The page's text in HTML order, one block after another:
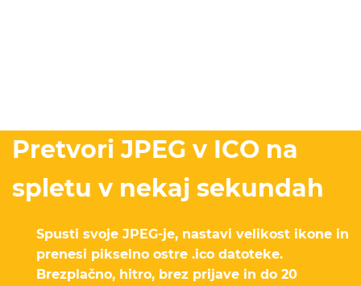
Pretvori JPEG v ICO na
spletu v nekaj sekundah
Spusti svoje JPEG-je, nastavi velikost ikone in
prenesi pikselno ostre .ico datoteke.
Brezplačno, hitro, brez prijave in do 20